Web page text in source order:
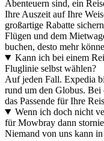
Abenteuern sind, ein
Ihre Auszeit auf Ihre
großartige Rabatte
Flügen und dem
buchen, desto mehr
Kann ich bei einem
Fluglinie selbst wählen?
Auf jeden Fall. Expedia
rund um den Globus. Bei
das Passende für Ihre
Wenn ich doch nicht
für Mowbray dann
Niemand von uns kann